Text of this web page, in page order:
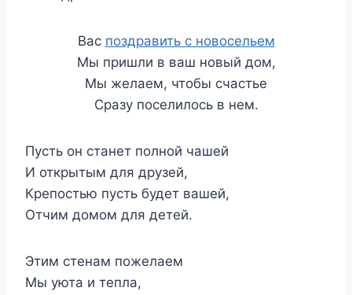
Вас поздравить с новосельем
Мы пришли в ваш новый дом,
Мы желаем, чтобы счастье
Сразу поселилось в нем.
Пусть он станет полной чашей
И открытым для друзей,
Крепостью пусть будет вашей,
Отчим домом для детей.
Этим стенам пожелаем
Мы уюта и тепла,